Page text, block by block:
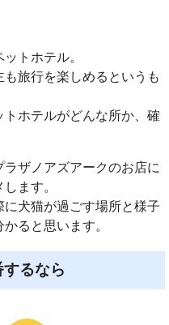
トホテル。
旅行を楽しめるというも
ホテルがどんな所か、確
ザノアズアークのお店に
ます。
犬猫が過ごす場所と様子
ると思います。
るなら